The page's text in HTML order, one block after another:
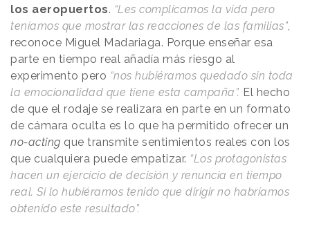
los aeropuertos. “Les complicamos la vida pero
teníamos que mostrar las reacciones de las familias”
reconoce Miguel Madariaga. Porque enseñar esa
parte en tiempo real añadía más riesgo al
experimento pero “nos hubiéramos quedado sin toda
la emocionalidad que tiene esta campaña”. El hecho
de que el rodaje se realizara en parte en un formato
de cámara oculta es lo que ha permitido ofrecer un
no-acting que transmite sentimientos reales con los
que cualquiera puede empatizar. “Los protagonistas
hacen un ejercicio de decisión y renuncia en tiempo
real. Si lo hubiéramos tenido que dirigir no habríamos
obtenido este resultado”.